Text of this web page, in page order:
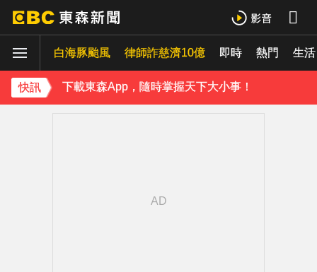
白海豚颱風 律師詐慈濟10億 即時 熱門 生活
快訊
下載東森App，隨時掌握天下大小事！
《理財達人秀》X 安聯投信免費講座報名中！搶先卡位 2027
下載東森App，隨時掌握天下大小事！